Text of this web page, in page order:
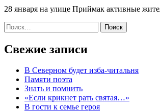
28 января на улице Приймак активные
Найти:
Свежие записи
В Северном будет изба-читальня
Памяти поэта
Знать и помнить
«Если крикнет рать святая…»
В гости к семье героя